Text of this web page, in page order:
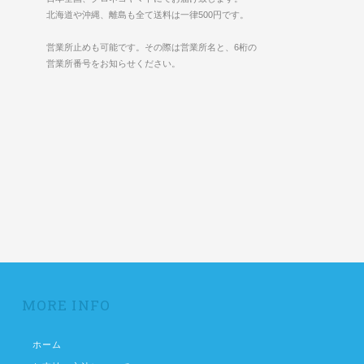
北海道や沖縄、離島も全て送料は一律500円です。
営業所止めも可能です。その際は営業所名と、6桁の
営業所番号をお知らせください。
MORE INFO
ホーム